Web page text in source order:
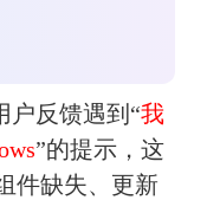
户反馈遇到“我
”的提示，这
件缺失、更新